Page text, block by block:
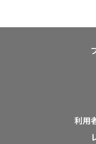
利用